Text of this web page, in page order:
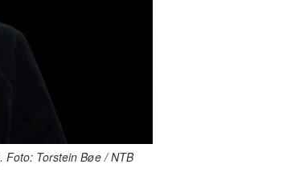
Foto: Torstein Bøe / NTB